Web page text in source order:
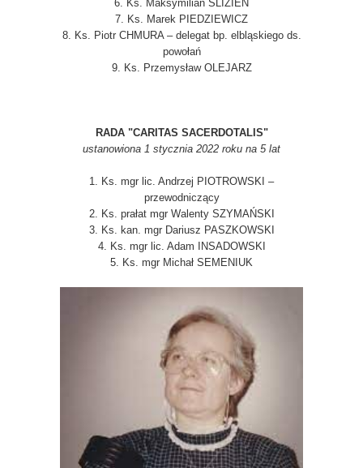
6. Ks. Maksymilian ŚLIZIEŃ
7. Ks. Marek PIEDZIEWICZ
8. Ks. Piotr CHMURA – delegat bp. elbląskiego ds.
powołań
9. Ks. Przemysław OLEJARZ
RADA "CARITAS SACERDOTALIS"
ustanowiona 1 stycznia 2022 roku na 5 lat
1. Ks. mgr lic. Andrzej PIOTROWSKI –
przewodniczący
2. Ks. prałat mgr Walenty SZYMAŃSKI
3. Ks. kan. mgr Dariusz PASZKOWSKI
4. Ks. mgr lic. Adam INSADOWSKI
5. Ks. mgr Michał SEMENIUK